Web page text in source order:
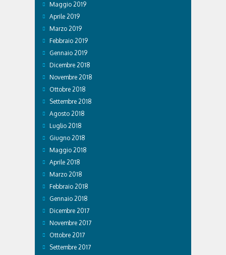
Maggio 2019
Aprile 2019
Marzo 2019
Febbraio 2019
Gennaio 2019
Dicembre 2018
Novembre 2018
Ottobre 2018
Settembre 2018
Agosto 2018
Luglio 2018
Giugno 2018
Maggio 2018
Aprile 2018
Marzo 2018
Febbraio 2018
Gennaio 2018
Dicembre 2017
Novembre 2017
Ottobre 2017
Settembre 2017